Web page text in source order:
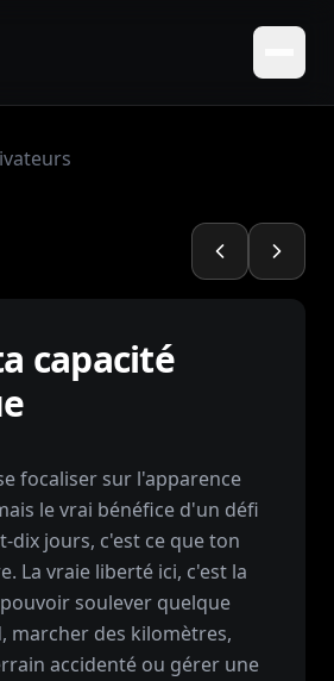
capacité
focaliser sur l'apparence
le vrai bénéfice d'un défi
dix jours, c'est ce que ton
La vraie liberté ici, c'est la
soulever quelque
marcher des kilomètres,
accidenté ou gérer une